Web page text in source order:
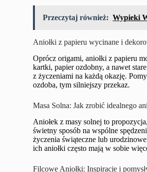
Przeczytaj również: Wypieki
Aniołki z papieru wycinane i
Oprócz origami, aniołki z papieru
kartki, papier ozdobny, a nawet
z życzeniami na każdą okazję.
ozdoba, tym silniejszy przekaz.
Masa Solna: Jak zrobić idealnego
Aniołek z masy solnej to
świetny sposób na wspólne
życzenia świąteczne lub
ich aniołki często mają w sobie
Filcowe Aniołki: Inspiracje i